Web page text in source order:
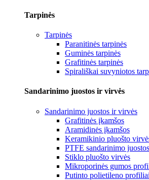
Tarpinės
Tarpinės
Paranitinės tarpinės
Guminės tarpinės
Grafitinės tarpinės
Spirališkai suvyniotos
Sandarinimo juostos ir virvės
Sandarinimo juostos ir virvės
Grafitinės įkamšos
Aramidinės įkamšos
Keramikinio pluošto
PTFE sandarinimo juostos
Stiklo pluošto virvės
Mikroporinės gumos
Putinto polietileno profiliai